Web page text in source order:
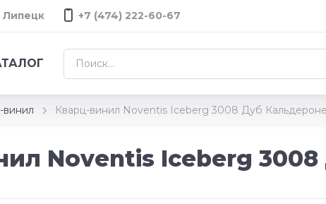
Липецк +7 (474) 222-60-67
винил Кварц-винил Noventis Iceberg 3008 Дуб Кальдероне
Noventis Iceberg